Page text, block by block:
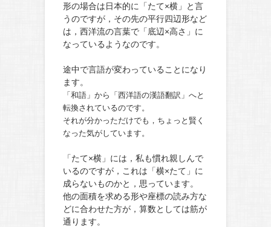
形の場合は日本的に「たて×横」と言
うのですが，その先の平行四辺形など
は，西洋流の言葉で「底辺×高さ」に
なっているようなのです。
途中で言語が変わっていることになり
ます。
「和語」から「西洋語の漢語翻訳」へと
転換されているのです。
それが分かっただけでも，ちょっと賢く
なった気がしています。
「たて×横」には，私も慣れ親しんで
いるのですが，これは「横×たて」に
成らないものかと，思っています。
他の面積を求める形や座標の読み方な
どに合わせた方が，算数としては筋が
通ります。